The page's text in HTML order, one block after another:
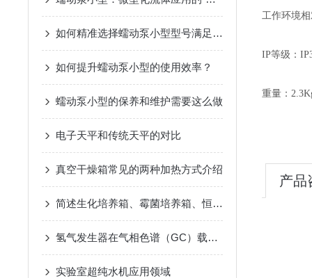
如何精准选择蠕动泵小型型号满足实验与生产需求
如何提升蠕动泵小型的使用效率？
蠕动泵小型的保养和维护需要这么做
电子天平和传统天平的对比
真空干燥箱常见的两种加热方式介绍
简述生化培养箱、霉菌培养箱、恒温恒湿培养箱的区别
氢气发生器在气相色谱（GC）载气与检测器气源中的核心作用
实验室超纯水机应用领域
工作环境
IP等级：
重量：
产品